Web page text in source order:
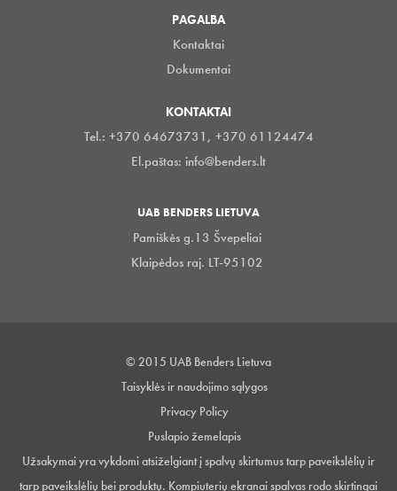
PAGALBA
Kontaktai
Dokumentai
KONTAKTAI
Tel.: +370 64673731, +370 61124474
El.paštas: info@benders.lt
UAB BENDERS LIETUVA
Pamiškės g.13 Švepeliai
Klaipėdos raj. LT-95102
© 2015 UAB Benders Lietuva
Taisyklės ir naudojimo sąlygos
Privacy Policy
Puslapio žemelapis
Užsakymai yra vykdomi atsiželgiant į spalvų skirtumus tarp paveikslėlių ir
tarp paveikslėlių bei produktų. Kompiuterių ekranai spalvas rodo skirtingai